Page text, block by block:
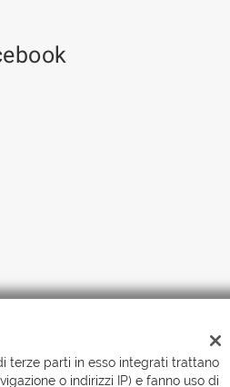
sulla privacy- Cookie Policy
terze parti in esso integrati trattano
o indirizzi IP) e fanno uso di